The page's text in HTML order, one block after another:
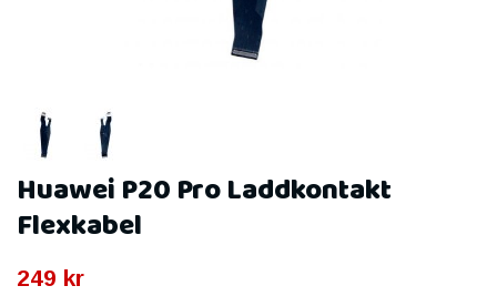
Huawei P20 Pro Laddkontakt
Flexkabel
249 kr